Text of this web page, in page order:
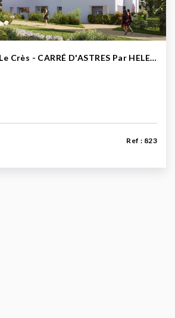
Programme Neuf Le Crès - CARRÉ D'ASTRES Par HELENIS
Ref : 823